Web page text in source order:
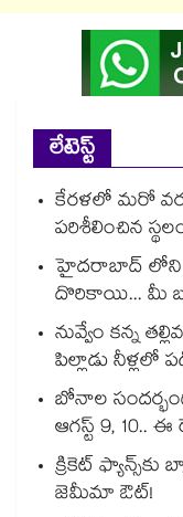
లేటెస్ట్
కేరళలో మరో
పరిశీలించిన
హైదరాబాద్ లోని
దొరికాయి... మీ
నువ్వేం కన్న
పిల్లాడు నీళ్లలో
బోనాల
ఆగస్ట్ 9, 10..
క్రికెట్ ఫ్యాన్స్‌కు
జెమీమా ఔట్!